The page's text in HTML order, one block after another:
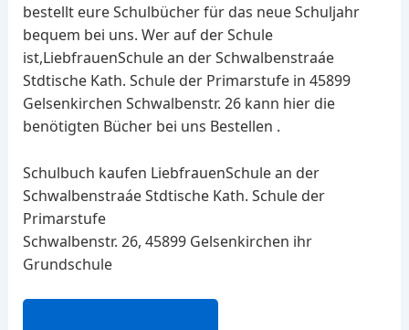
bestellt eure Schulbücher für das neue Schuljahr
bequem bei uns. Wer auf der Schule
ist,LiebfrauenSchule an der Schwalbenstraáe
Stdtische Kath. Schule der Primarstufe in 45899
Gelsenkirchen Schwalbenstr. 26 kann hier die
benötigten Bücher bei uns Bestellen .
Schulbuch kaufen LiebfrauenSchule an der
Schwalbenstraáe Stdtische Kath. Schule der
Primarstufe
Schwalbenstr. 26, 45899 Gelsenkirchen ihr
Grundschule